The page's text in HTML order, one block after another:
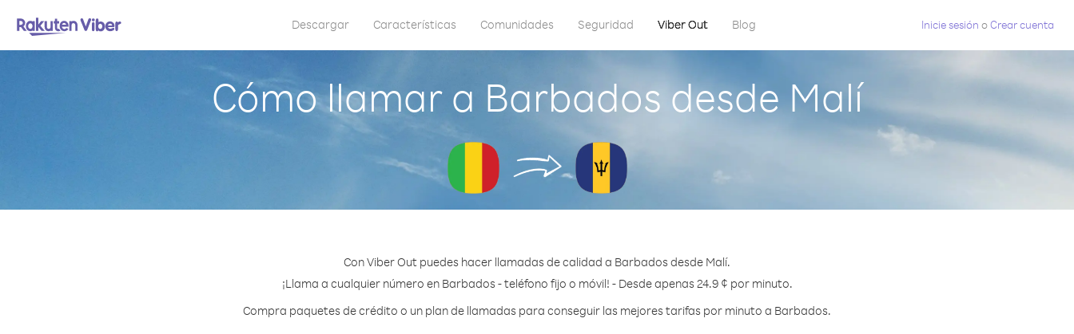
Descargar Características Comunidades Seguridad Viber Out Blog Inicie sesión oCrear cuenta
Cómo llamar a Barbados desde Malí
Con Viber Out puedes hacer llamadas de calidad a Barbados desde Malí.
¡Llama a cualquier número en Barbados - teléfono fijo o móvil! - Desde apenas 24.9 ¢ por minuto.
Compra paquetes de crédito o un plan de llamadas para conseguir las mejores tarifas por minuto a Barbados.